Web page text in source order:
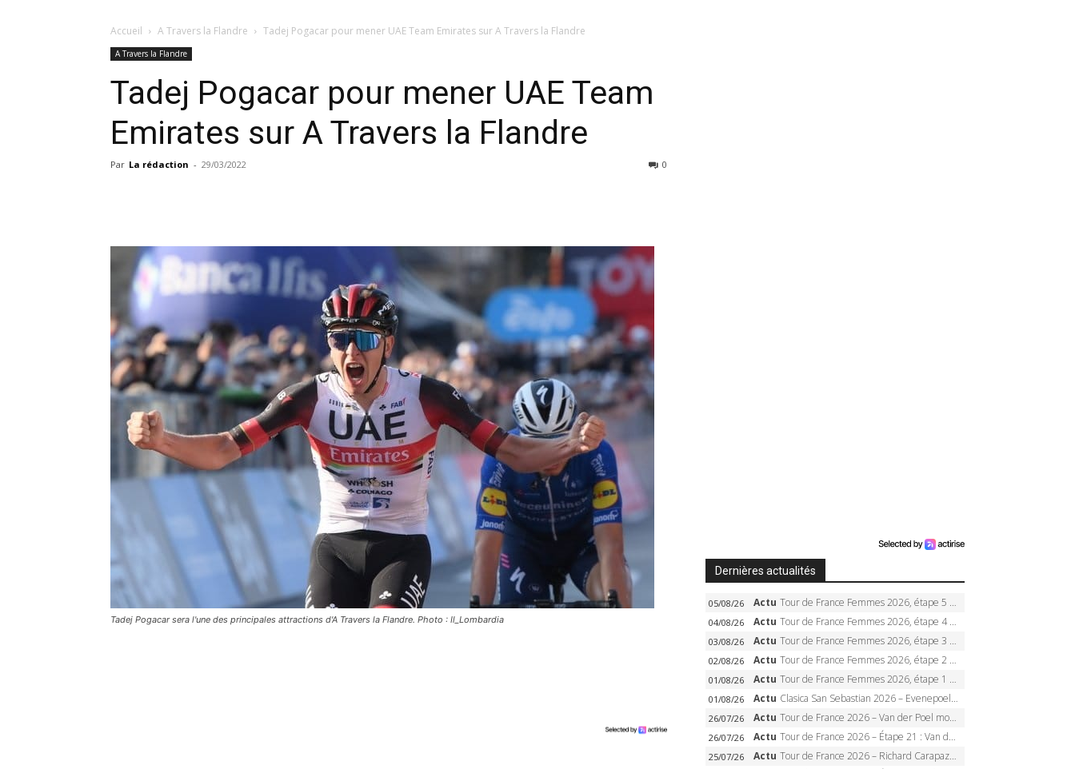
Accueil A Travers la Flandre Tadej Pogacar pour mener UAE Team Emirates sur A Travers la Flandre
A Travers la Flandre
Tadej Pogacar pour mener UAE Team
Emirates sur A Travers la Flandre
Par La rédaction - 29/03/2022 0
Tadej Pogacar sera l'une des principales attractions d'A Travers la Flandre. Photo : Il_Lombardia
Dernières actualités
05/08/26 Actu Tour de France Femmes 2026, étape 5 – Demi Vollering gagne à Belleville, Reusser en jaune, Ferrand-Prévot coule
04/08/26 Actu Tour de France Femmes 2026, étape 4 – Marlen Reusser écrase le chrono, Ferrand-Prévot en crise
03/08/26 Actu Tour de France Femmes 2026, étape 3 – Sigrid Haugset en solitaire, 88 km d’échappée, maillot jaune
02/08/26 Actu Tour de France Femmes 2026, étape 2 – Lorena Wiebes doublé à Genève, Markus héroïque, 7e record
01/08/26 Actu Tour de France Femmes 2026, étape 1 – Lorena Wiebes intouchable à Lausanne, premier maillot jaune
01/08/26 Actu Clasica San Sebastian 2026 – Evenepoel recordman, 4e victoire, Carapaz battu au sprint
26/07/26 Actu Tour de France 2026 – Van der Poel monumental à Paris, Pogacar égale le record des cinq sacres
26/07/26 Actu Tour de France 2026 – Étape 21 : Van der Poel, Pogacar, qui succédera à Wout van Aert sur les Champs-Elysées ?
25/07/26 Actu Tour de France 2026 – Richard Carapaz roi des Alpes, doublé et maillot à pois, Seixas perd le podium